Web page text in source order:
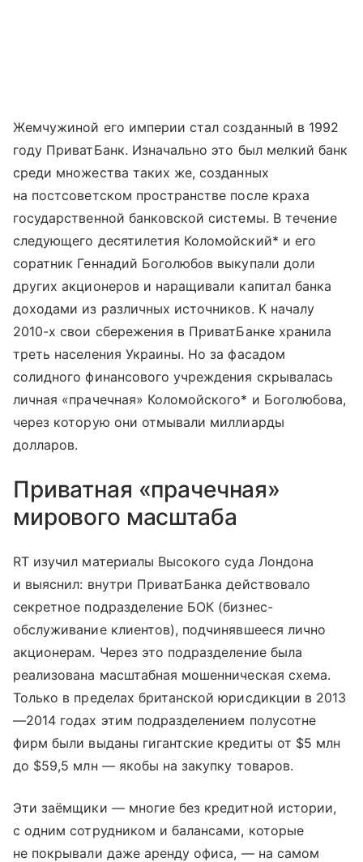
Жемчужиной его империи стал созданный в 1992
году ПриватБанк. Изначально это был мелкий банк
среди множества таких же, созданных
на постсоветском пространстве после краха
государственной банковской системы. В течение
следующего десятилетия Коломойский* и его
соратник Геннадий Боголюбов выкупали доли
других акционеров и наращивали капитал банка
доходами из различных источников. К началу
2010-х свои сбережения в ПриватБанке хранила
треть населения Украины. Но за фасадом
солидного финансового учреждения скрывалась
личная «прачечная» Коломойского* и Боголюбова,
через которую они отмывали миллиарды
долларов.
Приватная «прачечная»
мирового масштаба
RT изучил материалы Высокого суда Лондона
и выяснил: внутри ПриватБанка действовало
секретное подразделение БОК (бизнес-
обслуживание клиентов), подчинявшееся лично
акционерам. Через это подразделение была
реализована масштабная мошенническая схема.
Только в пределах британской юрисдикции в 2013
—2014 годах этим подразделением полусотне
фирм были выданы гигантские кредиты от $5 млн
до $59,5 млн — якобы на закупку товаров.
Эти заёмщики — многие без кредитной истории,
с одним сотрудником и балансами, которые
не покрывали даже аренду офиса, — на самом